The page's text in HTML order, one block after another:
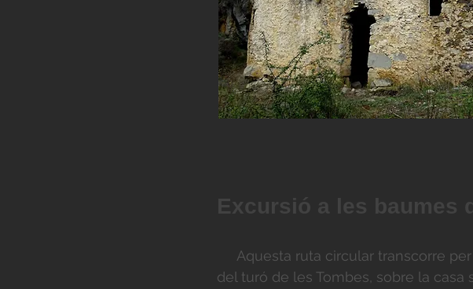
Excursió a les baumes
Aquesta ruta circular transcorre per
del turó de les Tombes, sobre la